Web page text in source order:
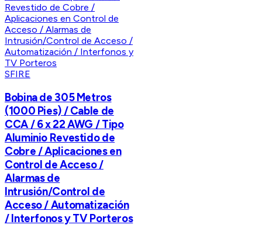
SFIRE
Bobina de 305 Metros
(1000 Pies) / Cable de
CCA / 6 x 22 AWG / Tipo
Aluminio Revestido de
Cobre / Aplicaciones en
Control de Acceso /
Alarmas de
Intrusión/Control de
Acceso / Automatización
/ Interfonos y TV Porteros